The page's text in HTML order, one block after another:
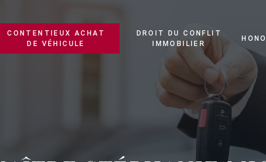
CONTENTIEUX ACHAT
DE VÉHICULE
DROIT DU CONFLIT
IMMOBILIER